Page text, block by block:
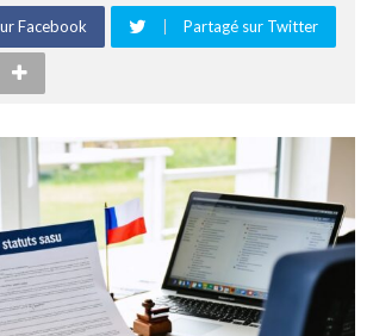
Facebook Partagé sur Twitter